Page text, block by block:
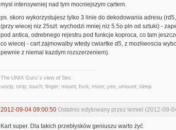
mysl intensywniej nad tym mocniejszym cartem.
ps. skoro wykorzystujesz tylko 3 linie do dekodowania adresu
(przy wiecej niz 25szt. wychodzi mniej niz 5.5o pln od sztuki) -
pod antica, odrebnego rejestru pod funkcje koproca, co tam
co wiecej - cart zajmowalby wtedy cwiartke d5, z mozliwoscia
pewnie z niemal kazdym rozszerzeniem).
The UNIX Guru`s view of Sex:
unzip; strip; touch; finger; mount; fsck; more; yes; umount; sleep
2012-09-04 09:00:50 Ostatnio edytowany przez lemiel (2012-09-
Kart super. Dla takich przebłysków geniuszu warto żyć.